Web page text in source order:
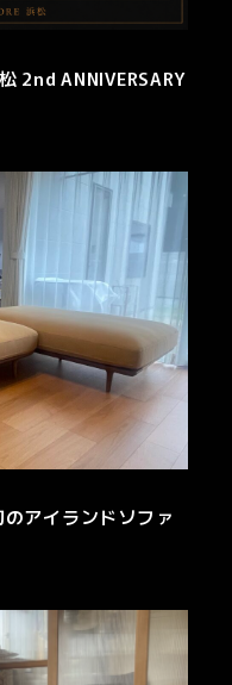
2nd ANNIVERSARY
のアイランドソファ